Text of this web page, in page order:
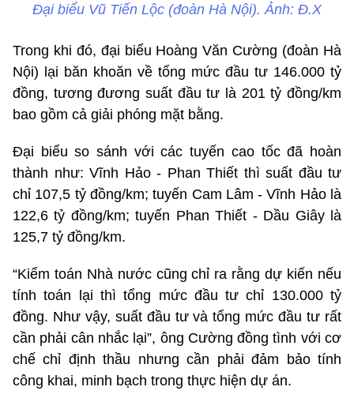
Đại biểu Vũ Tiến Lộc (đoàn Hà Nội). Ảnh: Đ.X
Trong khi đó, đại biểu Hoàng Văn Cường (đoàn Hà
Nội) lại băn khoăn về tổng mức đầu tư 146.000 tỷ
đồng, tương đương suất đầu tư là 201 tỷ đồng/km
bao gồm cả giải phóng mặt bằng.
Đại biểu so sánh với các tuyến cao tốc đã hoàn
thành như: Vĩnh Hảo - Phan Thiết thì suất đầu tư
chỉ 107,5 tỷ đồng/km; tuyến Cam Lâm - Vĩnh Hảo là
122,6 tỷ đồng/km; tuyến Phan Thiết - Dầu Giây là
125,7 tỷ đồng/km.
“Kiểm toán Nhà nước cũng chỉ ra rằng dự kiến nếu
tính toán lại thì tổng mức đầu tư chỉ 130.000 tỷ
đồng. Như vậy, suất đầu tư và tổng mức đầu tư rất
cần phải cân nhắc lại”, ông Cường đồng tình với cơ
chế chỉ định thầu nhưng cần phải đảm bảo tính
công khai, minh bạch trong thực hiện dự án.